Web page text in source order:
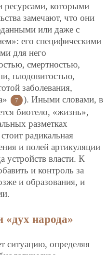
ресурсами, которыми
замечают, что они
или даже с
его специфическими
для него
смертностью,
плодовитостью,
заболевания,
7
). Иными словами, в
биотело, «жизнь»,
разметках
радикальная
и полей артикуляции
устройств власти. К
и контроль за
и образования, и
народа»
ситуацию, определяя